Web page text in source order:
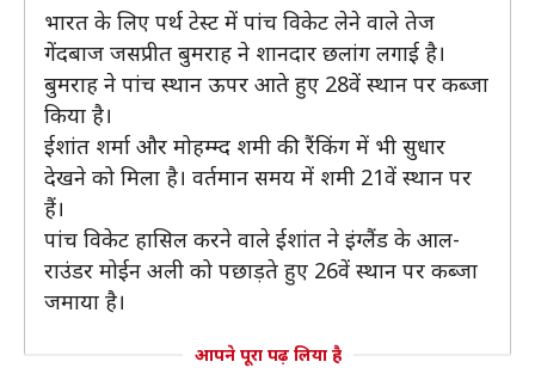
भारत के लिए पर्थ टेस्ट में पांच विकेट लेने वाले तेज
गेंदबाज जसप्रीत बुमराह ने शानदार छलांग लगाई है।
बुमराह ने पांच स्थान ऊपर आते हुए 28वें स्थान पर कब्जा
किया है।
ईशांत शर्मा और मोहम्म्द शमी की रैंकिंग में भी सुधार
देखने को मिला है। वर्तमान समय में शमी 21वें स्थान पर
हैं।
पांच विकेट हासिल करने वाले ईशांत ने इंग्लैंड के आल-
राउंडर मोईन अली को पछाड़ते हुए 26वें स्थान पर कब्जा
जमाया है।
आपने पूरा पढ़ लिया है